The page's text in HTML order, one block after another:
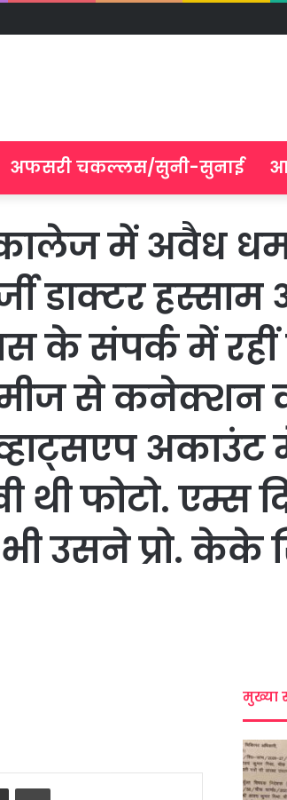
अफसरी चकल्लस/सुनी-सुनाई
में अवैध
डाक्टर हस्साम
के संपर्क में
से कनेक्शन
थी फोटो. एम्स
उसने प्रो. केके
Share via Email Print
मुख्या